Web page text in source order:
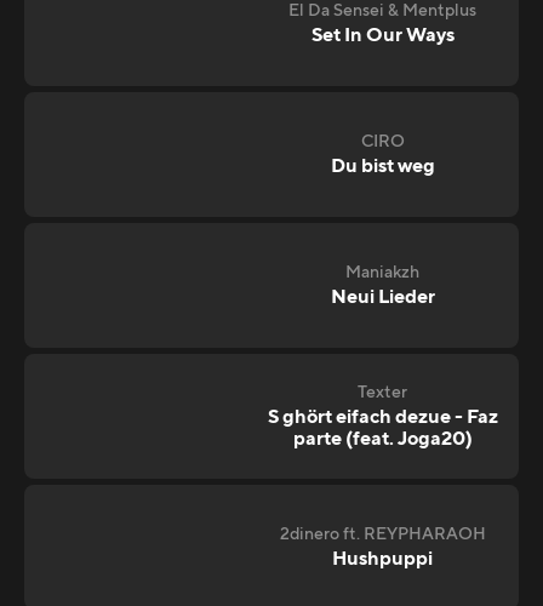
El Da Sensei & Mentplus
Set In Our Ways
CIRO
Du bist weg
Maniakzh
Neui Lieder
Texter
S ghört eifach dezue - Faz
parte (feat. Joga20)
2dinero ft. REYPHARAOH
Hushpuppi